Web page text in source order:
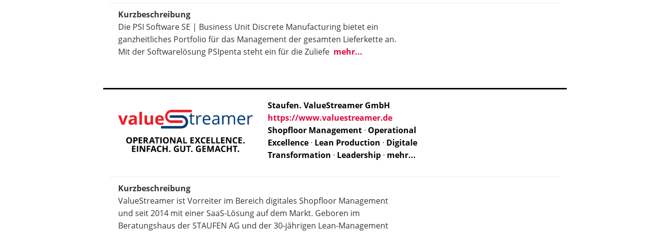
Kurzbeschreibung
Die PSI Software SE | Business Unit Discrete Manufacturing bietet ein
ganzheitliches Portfolio für das Management der gesamten Lieferkette an.
Mit der Softwarelösung PSIpenta steht ein für die Zuliefe mehr...
Staufen. ValueStreamer GmbH
https://www.valuestreamer.de
Shopfloor Management · Operational
Excellence · Lean Production · Digitale
Transformation · Leadership · mehr...
Kurzbeschreibung
ValueStreamer ist Vorreiter im Bereich digitales Shopfloor Management
und seit 2014 mit einer SaaS-Lösung auf dem Markt. Geboren im
Beratungshaus der STAUFEN AG und der 30-jährigen Lean-Management